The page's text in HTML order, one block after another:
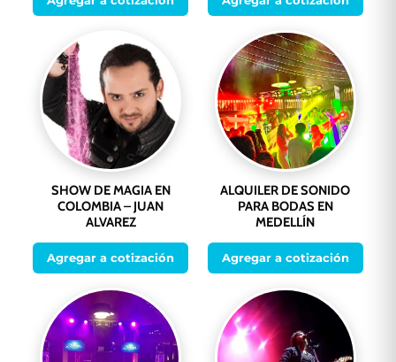
SHOW DE MAGIA EN
COLOMBIA – JUAN
ALVAREZ
Agregar a cotización
ALQUILER DE SONIDO
PARA BODAS EN
MEDELLÍN
Agregar a cotización